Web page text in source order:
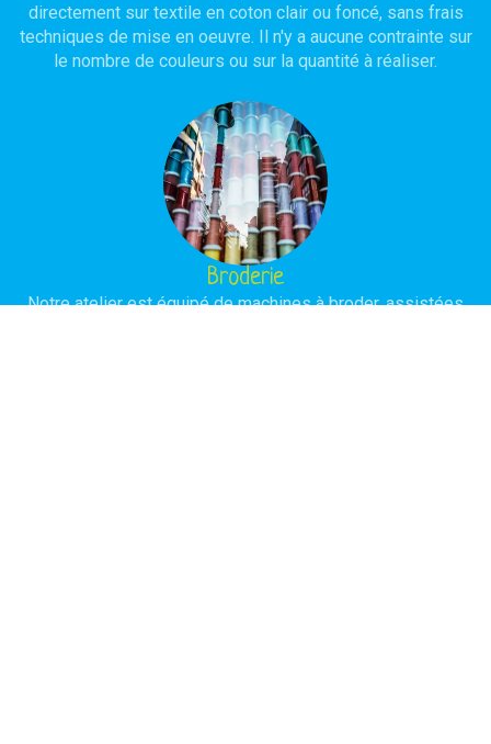
directement sur textile en coton clair ou foncé, sans frais
techniques de mise en oeuvre. Il n'y a aucune contrainte sur
le nombre de couleurs ou sur la quantité à réaliser.
Broderie
Notre atelier est équipé de machines à broder, assistées